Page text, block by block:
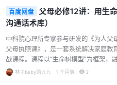
来，跳起了一段奇怪的舞蹈。它们一边
再也不让他躺在自己身上休息。说完，
得继续被小男孩破坏。 这部作品通过拟
将“珍惜物品”“尊重他人”等道理融入奇
动，非常适合作为睡前…...
百度网盘
父母必修12讲：用生
沟通话术库）
中科院心理所专家参与研发的《为人父
父母执照课》，是一套系统解决家庭教
战课程。课程以“生命树模型”为框架，
庭生命周期等心理学工具，直击孩子写
林子baby的九九 1 个月前 2